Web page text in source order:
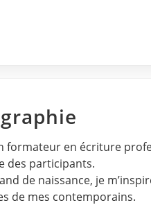
formateur en écriture
des participants.
de naissance, je
de mes contemporains.